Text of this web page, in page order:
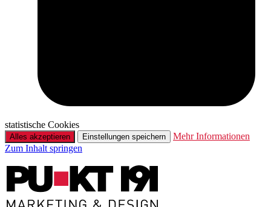
statistische Cookies
Alles akzeptieren Einstellungen speichern
Mehr Informationen
Zum Inhalt springen